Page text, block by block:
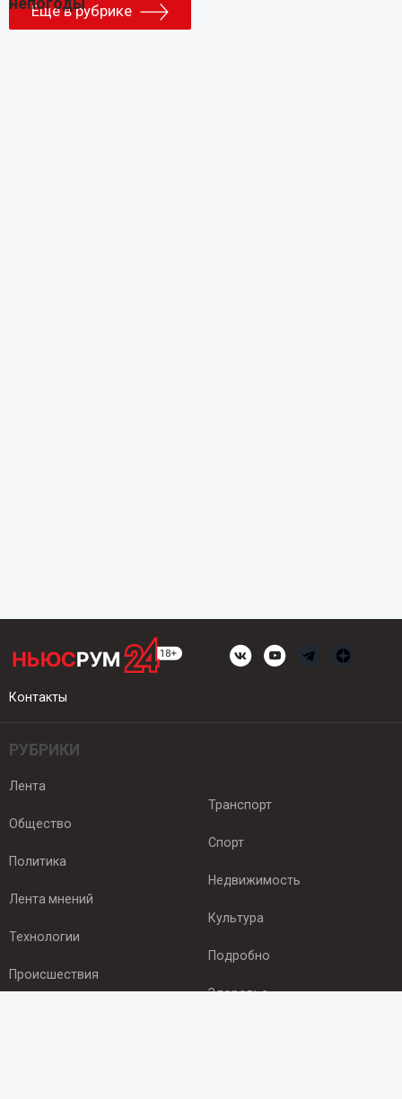
Еще в рубрике
Контакты
РУБРИКИ
Лента
Общество
Политика
Лента мнений
Технологии
Происшествия
Транспорт
Спорт
Недвижимость
Культура
Подробно
Здоровье